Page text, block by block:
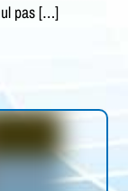
pas […]